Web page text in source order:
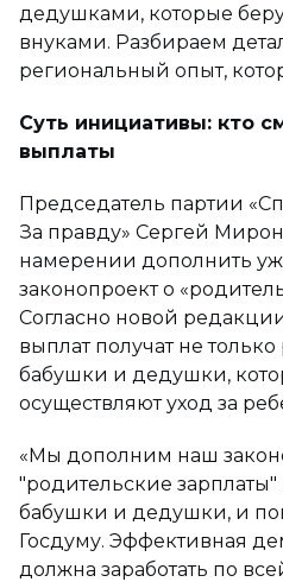
дедушками, которые
внуками. Разбираем
региональный опыт,
Суть инициативы: кто
выплаты
Председатель партии
За правду» Сергей
намерении дополнить
законопроект о
Согласно новой
выплат получат не
бабушки и дедушки,
осуществляют уход за
«Мы дополним наш
"родительские зарплаты"
бабушки и дедушки, и
Госдуму. Эффективная
должна заработать по